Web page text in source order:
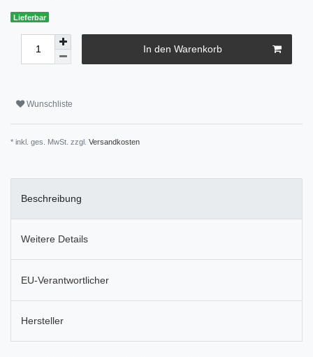
Lieferbar
In den Warenkorb
Wunschliste
* inkl. ges. MwSt. zzgl. Versandkosten
Beschreibung
Weitere Details
EU-Verantwortlicher
Hersteller